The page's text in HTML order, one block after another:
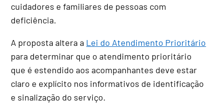
cuidadores e familiares de pessoas com
deficiência.
A proposta altera a Lei do Atendimento Prioritário
para determinar que o atendimento prioritário
que é estendido aos acompanhantes deve estar
claro e explícito nos informativos de identificação
e sinalização do serviço.